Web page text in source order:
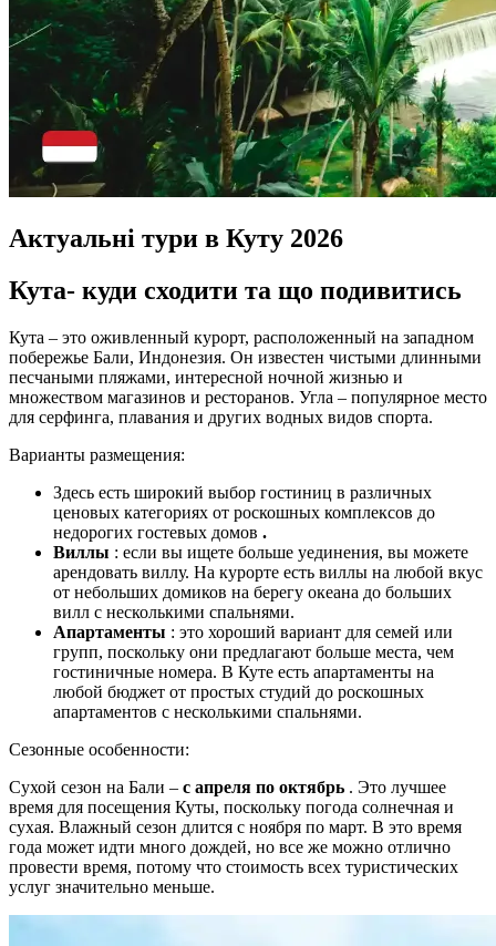
Актуальні тури в Куту 2026
Кута- куди сходити та що подивитись
Кута – это оживленный курорт, расположенный на западном
побережье Бали, Индонезия. Он известен чистыми длинными
песчаными пляжами, интересной ночной жизнью и
множеством магазинов и ресторанов. Угла – популярное место
для серфинга, плавания и других водных видов спорта.
Варианты размещения:
Здесь есть широкий выбор гостиниц в различных
ценовых категориях от роскошных комплексов до
недорогих гостевых домов .
Виллы : если вы ищете больше уединения, вы можете
арендовать виллу. На курорте есть виллы на любой вкус
от небольших домиков на берегу океана до больших
вилл с несколькими спальнями.
Апартаменты : это хороший вариант для семей или
групп, поскольку они предлагают больше места, чем
гостиничные номера. В Куте есть апартаменты на
любой бюджет от простых студий до роскошных
апартаментов с несколькими спальнями.
Сезонные особенности:
Сухой сезон на Бали – с апреля по октябрь . Это лучшее
время для посещения Куты, поскольку погода солнечная и
сухая. Влажный сезон длится с ноября по март. В это время
года может идти много дождей, но все же можно отлично
провести время, потому что стоимость всех туристических
услуг значительно меньше.